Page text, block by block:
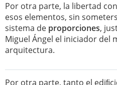
Por otra parte, la libertad
esos elementos, sin
sistema de proporciones,
Miguel Ángel el iniciador del
arquitectura.
Por otra parte, tanto el